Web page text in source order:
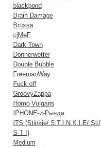
blackpond
Brain Damage
Bruxsa
cjMeF
Dark Town
Donnerwetter
Double Bubble
FreemanWay
Fuck off
GroovyZappa
Homo Vulgaris
IPHONE-и-Рында
ITS (Stinkie/ S.T.I.N.K.I.E/ Sti/
S T I)
Medium